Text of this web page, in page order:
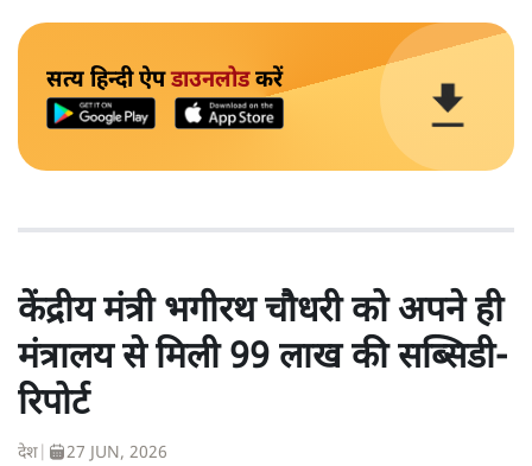
सत्य हिन्दी ऐपडाउनलोडकरें
केंद्रीय मंत्री भगीरथ चौधरी को अपने ही
मंत्रालय से मिली 99 लाख की सब्सिडी-
रिपोर्ट
देश 27 JUN, 2026